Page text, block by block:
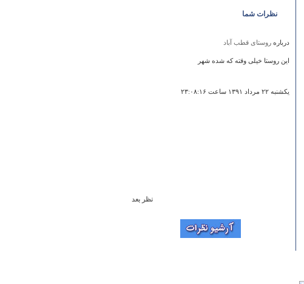
نظرات شما
درباره روستای قطب آباد
این روستا خیلی وقته که شده شهر
يكشنبه ۲۲ مرداد ۱۳۹۱ ساعت ۲۳:۰۸:۱۶
That's the thnkiing of a creative mind
نظر بعد